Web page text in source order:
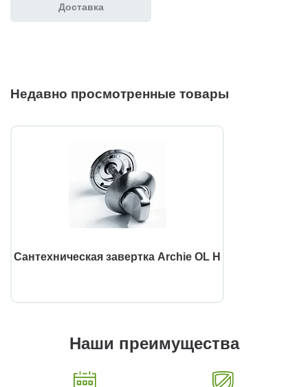
Доставка
Недавно просмотренные товары
Сантехническая завертка Archie OL H
Наши преимущества